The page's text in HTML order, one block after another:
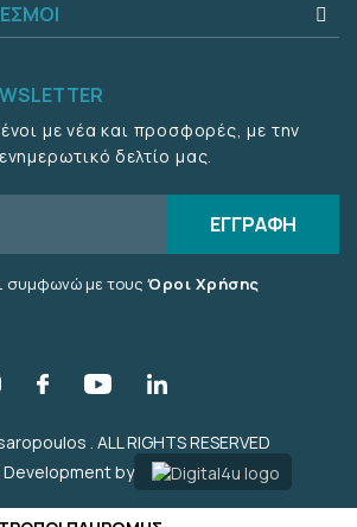
με νέα και προσφορές, με την
δελτίο μας.
ΕΓΓΡΑΦΉ
συμφωνώ με τους Όροι Χρήσης
. ALL RIGHTS RESERVED
Development by